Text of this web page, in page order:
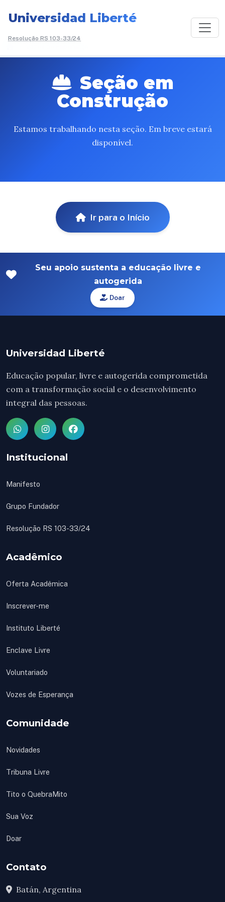
Universidad Liberté
Resolução RS 103-33/24
Seção em
Construção
Estamos trabalhando nesta seção. Em breve estará
disponível.
Ir para o Início
Seu apoio sustenta a educação livre e
autogerida
Doar
Universidad Liberté
Educação popular, livre e autogerida comprometida
com a transformação social e o desenvolvimento
integral das pessoas.
Institucional
Manifesto
Grupo Fundador
Resolução RS 103-33/24
Acadêmico
Oferta Acadêmica
Inscrever-me
Instituto Liberté
Enclave Livre
Voluntariado
Vozes de Esperança
Comunidade
Novidades
Tribuna Livre
Tito o QuebraMito
Sua Voz
Doar
Contato
Batán, Argentina